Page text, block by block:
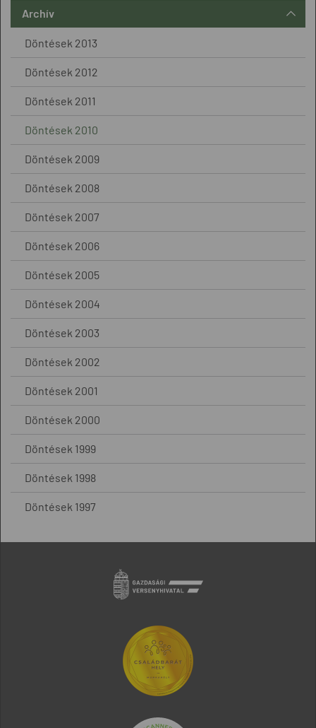
Archív
Döntések 2013
Döntések 2012
Döntések 2011
Döntések 2010
Döntések 2009
Döntések 2008
Döntések 2007
Döntések 2006
Döntések 2005
Döntések 2004
Döntések 2003
Döntések 2002
Döntések 2001
Döntések 2000
Döntések 1999
Döntések 1998
Döntések 1997